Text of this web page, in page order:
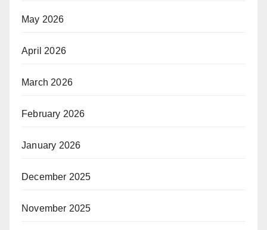
May 2026
April 2026
March 2026
February 2026
January 2026
December 2025
November 2025